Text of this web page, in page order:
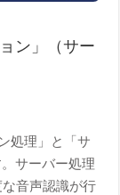
ン」（サー
処理」と「サ
サーバー処理
音声認識が行